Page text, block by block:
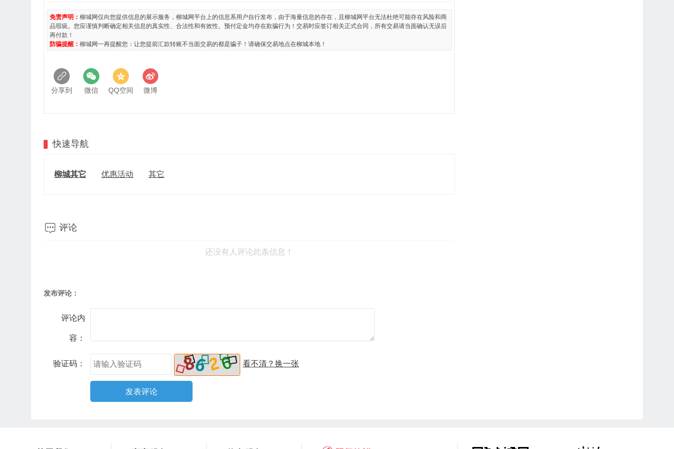
免责声明： 柳城网仅向您提供信息的展示服务，柳城网平台上的信息系用户自行发布，由于海量信息的存在，且柳城网平台无法杜绝可能存在风险和商
品瑕疵。您应谨慎判断确定相关信息的真实性、合法性和有效性。预付定金均存在欺骗行为！交易时应签订相关正式合同，所有交易请当面确认无误后
再付款！
防骗提醒： 柳城网一再提醒您：让您提前汇款转账不当面交易的都是骗子！请确保交易地点在柳城本地！
分享到 微信 QQ空间 微博
快速导航
柳城其它 优惠活动 其它
 评论
还没有人评论此条信息！
发布评论：
评论内
容：
验证码： 看不清？换一张